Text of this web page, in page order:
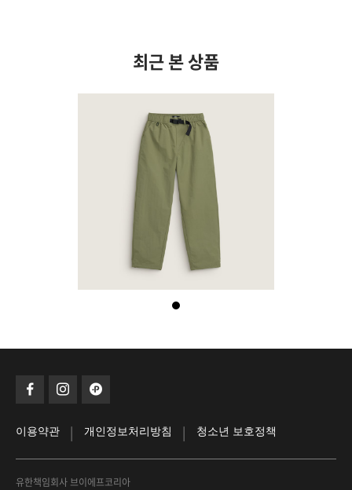
최근 본 상품
이용약관 | 개인정보처리방침 | 청소년 보호정책
유한책임회사 브이에프코리아